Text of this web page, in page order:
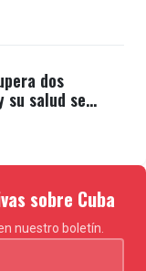
dos
su salud se
sobre Cuba
nuestro boletín.